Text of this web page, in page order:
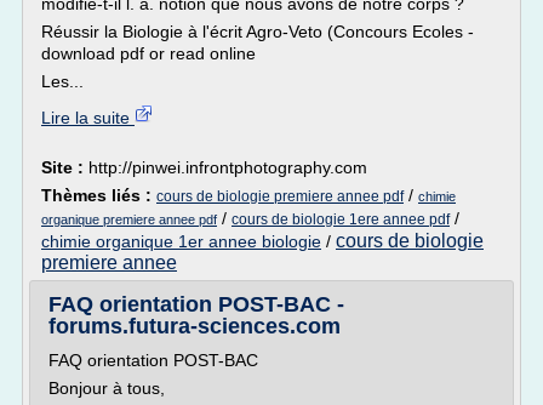
Réussir la Biologie à l'écrit Agro-Veto (Concours Ecoles -
download pdf or read online
Les...
Lire la suite
Site : http://pinwei.infrontphotography.com
Thèmes liés : cours de biologie premiere annee pdf/ chimie
organique premiere annee pdf / cours de biologie 1ere annee pdf/
chimie organique 1er annee biologie / cours de biologie
premiere annee
FAQ orientation POST-BAC -
forums.futura-sciences.com
FAQ orientation POST-BAC
Bonjour à tous,